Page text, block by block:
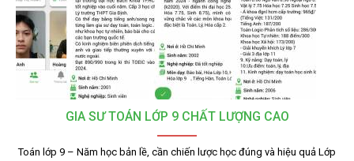
GIA SƯ TOÁN LỚP 9 CHẤT LƯỢNG CAO
Toán lớp 9 – Năm học bản lề, cần chiến lược học đúng và hiệu quả Lớp